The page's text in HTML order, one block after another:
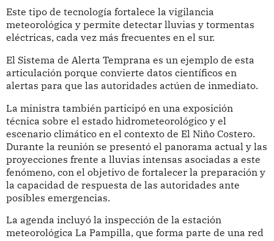
Este tipo de tecnología fortalece la vigilancia
meteorológica y permite detectar lluvias y tormentas
eléctricas, cada vez más frecuentes en el sur.
El Sistema de Alerta Temprana es un ejemplo de esta
articulación porque convierte datos científicos en
alertas para que las autoridades actúen de inmediato.
La ministra también participó en una exposición
técnica sobre el estado hidrometeorológico y el
escenario climático en el contexto de El Niño Costero.
Durante la reunión se presentó el panorama actual y las
proyecciones frente a lluvias intensas asociadas a este
fenómeno, con el objetivo de fortalecer la preparación y
la capacidad de respuesta de las autoridades ante
posibles emergencias.
La agenda incluyó la inspección de la estación
meteorológica La Pampilla, que forma parte de una red